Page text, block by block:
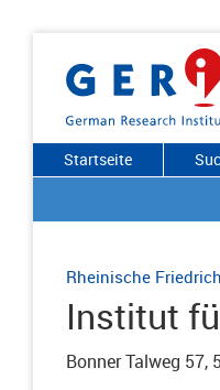
Startseite
Rheinische
Institut
Bonner Talweg 57,